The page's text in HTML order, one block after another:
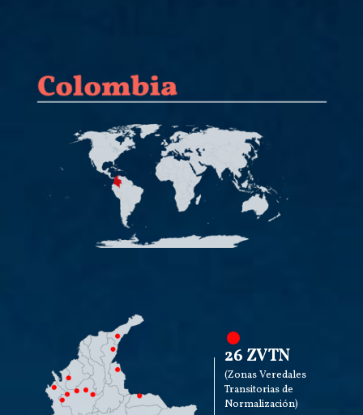
26 ZVTN
(Zonas Veredales
Transitorias de
Normalización)